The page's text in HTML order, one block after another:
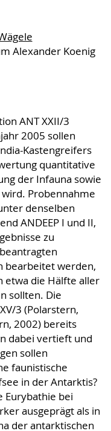
Alexander Koenig
ANT XXII/3
2005 sollen
Kastengreifers
quantitative
der Infauna sowie
Probennahme
denselben
ANDEEP I und II,
zu
bearbeitet werden,
etwa die Hälfte aller
sollten. Die
3 (Polarstern,
2002) bereits
dabei vertieft und
sollen
faunistische
in der Antarktis?
Eurybathie bei
ausgeprägt als in
der antarktischen